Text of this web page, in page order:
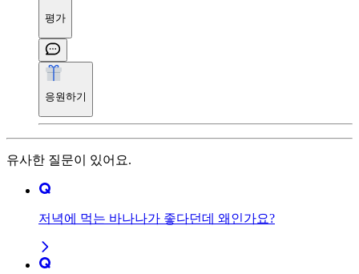
평가
응원하기
유사한 질문이 있어요.
저녁에 먹는 바나나가 좋다던데 왜인가요?